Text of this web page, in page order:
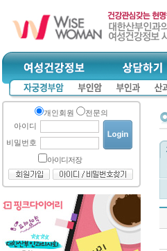
개인회원
전문의
아이디
비밀번호
아이디저장